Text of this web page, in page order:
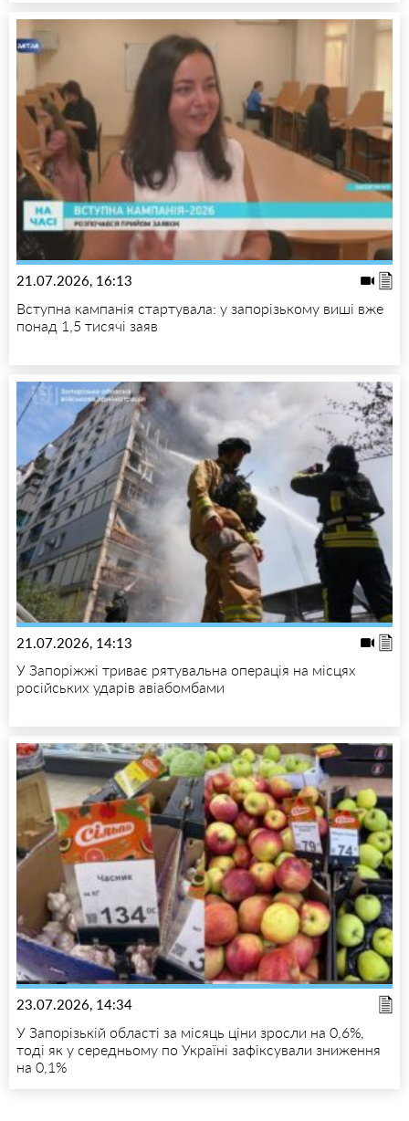
21.07.2026, 16:13
Вступна кампанія стартувала: у запорізькому виші вже
понад 1,5 тисячі заяв
21.07.2026, 14:13
У Запоріжжі триває рятувальна операція на місцях
російських ударів авіабомбами
23.07.2026, 14:34
У Запорізькій області за місяць ціни зросли на 0,6%,
тоді як у середньому по Україні зафіксували зниження
на 0,1%